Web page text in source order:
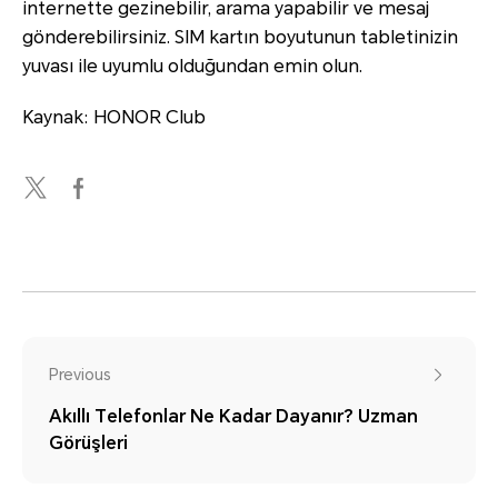
internette gezinebilir, arama yapabilir ve mesaj
gönderebilirsiniz. SIM kartın boyutunun tabletinizin
yuvası ile uyumlu olduğundan emin olun.
Kaynak: HONOR Club
Previous
Akıllı Telefonlar Ne Kadar Dayanır? Uzman
Görüşleri